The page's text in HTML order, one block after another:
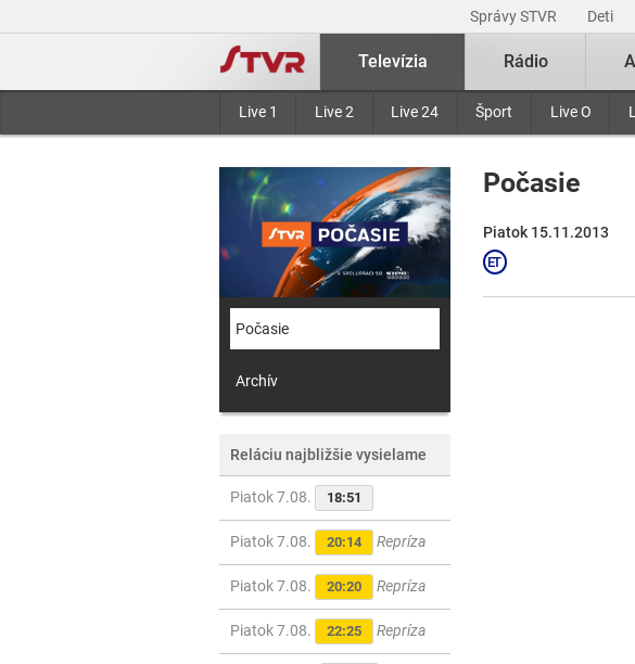
Správy STVR Deti
Televízia
Live 1 Live 2 Live 24 Šport Live O
Rádio
Počasie
Archív
Reláciu najbližšie vysielame
Piatok 7.08. 18:51
Piatok 7.08. 20:14 Repríza
Piatok 7.08. 20:20 Repríza
Piatok 7.08. 22:25 Repríza
Počasie
Piatok 15.11.2013